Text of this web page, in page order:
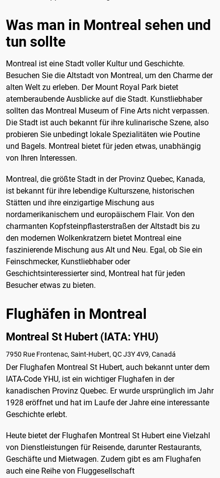
Was man in Montreal sehen und
tun sollte
Montreal ist eine Stadt voller Kultur und Geschichte.
Besuchen Sie die Altstadt von Montreal, um den Charme der
alten Welt zu erleben. Der Mount Royal Park bietet
atemberaubende Ausblicke auf die Stadt. Kunstliebhaber
sollten das Montreal Museum of Fine Arts nicht verpassen.
Die Stadt ist auch bekannt für ihre kulinarische Szene, also
probieren Sie unbedingt lokale Spezialitäten wie Poutine
und Bagels. Montreal bietet für jeden etwas, unabhängig
von Ihren Interessen.
Montreal, die größte Stadt in der Provinz Quebec, Kanada,
ist bekannt für ihre lebendige Kulturszene, historischen
Stätten und ihre einzigartige Mischung aus
nordamerikanischem und europäischem Flair. Von den
charmanten Kopfsteinpflasterstraßen der Altstadt bis zu
den modernen Wolkenkratzern bietet Montreal eine
faszinierende Mischung aus Alt und Neu. Egal, ob Sie ein
Feinschmecker, Kunstliebhaber oder
Geschichtsinteressierter sind, Montreal hat für jeden
Besucher etwas zu bieten.
Flughäfen in Montreal
Montreal St Hubert (IATA: YHU)
7950 Rue Frontenac, Saint-Hubert, QC J3Y 4V9, Canadá
Der Flughafen Montreal St Hubert, auch bekannt unter dem
IATA-Code YHU, ist ein wichtiger Flughafen in der
kanadischen Provinz Quebec. Er wurde ursprünglich im Jahr
1928 eröffnet und hat im Laufe der Jahre eine interessante
Geschichte erlebt.
Heute bietet der Flughafen Montreal St Hubert eine Vielzahl
von Dienstleistungen für Reisende, darunter Restaurants,
Geschäfte und Mietwagen. Zudem gibt es am Flughafen
auch eine Reihe von Fluggesellschaft